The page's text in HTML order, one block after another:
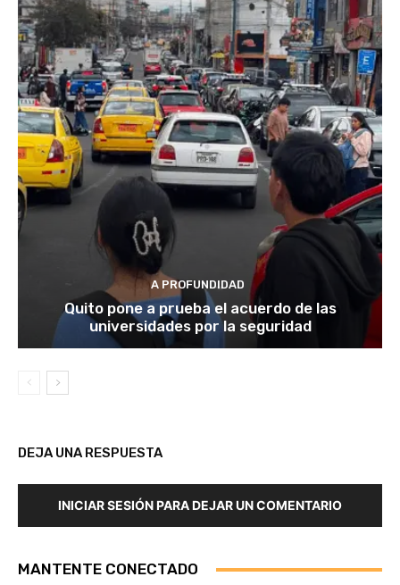
A PROFUNDIDAD
Quito pone a prueba el acuerdo de las
universidades por la seguridad
DEJA UNA RESPUESTA
INICIAR SESIÓN PARA DEJAR UN COMENTARIO
MANTENTE CONECTADO